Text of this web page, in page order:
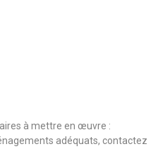
à mettre en œuvre :
adéquats, contactez